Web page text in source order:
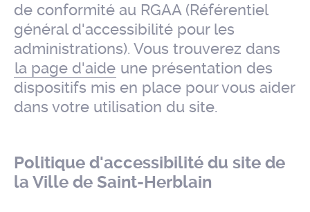
de conformité au RGAA (Référentiel
général d'accessibilité pour les
administrations). Vous trouverez dans
la page d'aide une présentation des
dispositifs mis en place pour vous aider
dans votre utilisation du site.
Politique d'accessibilité du site de
la Ville de Saint-Herblain